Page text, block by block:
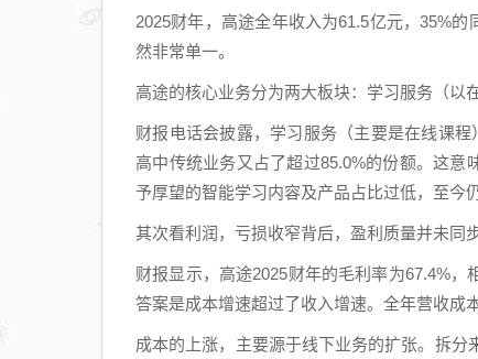
2025财年，高途全年收入为61.5亿元，35%
然非常单一。
高途的核心业务分为两大板块：学习服务（以
财报电话会披露，学习服务（主要是在线课
高中传统业务又占了超过85.0%的份额。这
予厚望的智能学习内容及产品占比过低，至今
其次看利润，亏损收窄背后，盈利质量并未同
财报显示，高途2025财年的毛利率为67.4%，
答案是成本增速超过了收入增速。全年营收成
成本的上涨，主要源于线下业务的扩张。拆